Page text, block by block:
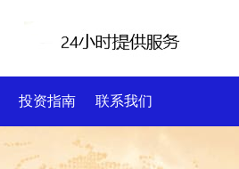
投资指南 联系我们